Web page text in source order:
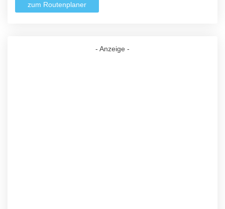
zum Routenplaner
- Anzeige -